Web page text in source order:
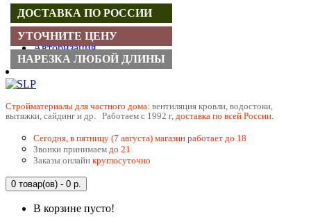
Регистрация
Авторизация
Cтройматериалы для частного дома: вентиляция кровли, водостоки,
вытяжки, сайдинг и др. Работаем с 1992 г, доставка по всей России.
Сегодня, в пятницу (7 августа) магазин работает до 18
Звонки принимаем до 21
Заказы онлайн круглосуточно
0 товар(ов) - 0 р.
В корзине пусто!
ДОСТАВКА ПО РОССИИ
УТОЧНИТЕ ЦЕНУ
НАРЕЗКА ЛЮБОЙ ДЛИНЫ